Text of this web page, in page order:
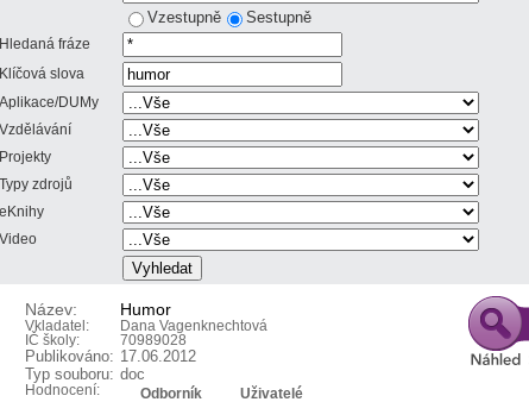
Vzestupně Sestupně
Hledaná fráze
Klíčová slova
Aplikace/DUMy
Vzdělávání
Projekty
Typy zdrojů
eKnihy
Video
Název: Humor
Vkladatel:
Dana Vagenknechtová
IČ školy:
70989028
Publikováno: 17.06.2012
Typ souboru: doc
Hodnocení: Odborník Uživatelé